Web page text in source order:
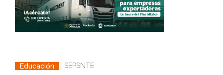
Educación SEPSNTE